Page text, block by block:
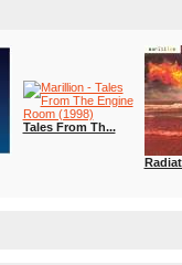
Tales From Th...